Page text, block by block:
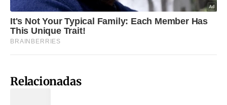
Relacionadas